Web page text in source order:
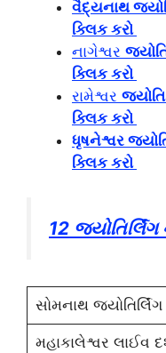
વૈદ્યનાથ
ક્લિક કરો
નાગેશ્વર
ક્લિક કરો
રામેશ્વર
ક્લિક કરો
ધૃષનેશ્વર
ક્લિક કરો
12
સોમનાથ
મહાકાલેશ્વર લાઈવ